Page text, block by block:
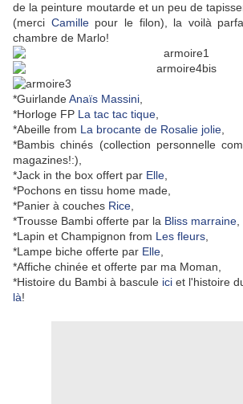
de la peinture moutarde et un peu de
(merci Camillepour le filon), la voilà
chambre de Marlo!
*GuirlandeAnaïs Massini
*Horloge FP La tac tac tique
*Abeille from La brocante de Rosalie jolie
*Bambis chinés (collection personnelle
magazines!:),
*Jack in the box offert par Elle
*Pochons en tissu home made,
*Panier à couches Rice
*Trousse Bambi offerte par la Bliss marraine
*Lapin et Champignon from Les fleurs
*Lampe biche offerte par Elle
*Affiche chinée et offerte par ma Moman,
*Histoire du Bambi à bascule ici et l'histoire
là!